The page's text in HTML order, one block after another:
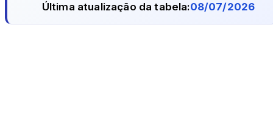
Última atualização da tabela:08/07/2026